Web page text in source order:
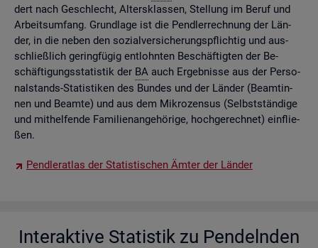
dert nach Ge­schlecht, Al­ters­klas­sen, Stel­lung im Beruf und
Ar­beits­um­fang. Grund­la­ge ist die Pend­ler­rech­nung der Län­
der, in die neben den so­zi­al­ver­si­che­rungs­pflich­tig und aus­
schlie­ß­lich ge­ring­fü­gig ent­lohn­ten Be­schäf­tig­ten der Be­
schäf­ti­gungs­sta­tis­tik der BA auch Er­geb­nis­se aus der Per­so­
nal­stands-Sta­tis­ti­ken des Bun­des und der Län­der (Be­am­tin­
nen und Be­am­te) und aus dem Mi­kro­zen­sus (Selbst­stän­di­ge
und mit­hel­fen­de Fa­mi­li­en­an­ge­hö­ri­ge, hoch­ge­rech­net) ein­flie­
ßen.
Pend­ler­at­las der Sta­tis­ti­schen Ämter der Län­der
In­ter­ak­ti­ve Sta­tis­tik zu Pen­deln­den